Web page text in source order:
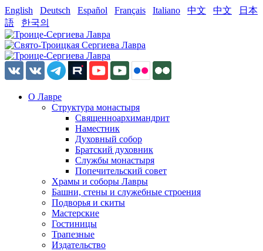
English Deutsch Español Français Italiano 中文 中文
日本
語
한국의
О Лавре
Структура монастыря
Священноархимандрит
Наместник
Духовный собор
Братский духовник
Службы монастыря
Попечительский совет
Храмы и соборы Лавры
Башни, стены и служебные строения
Подворья и скиты
Мастерские
Гостиницы
Трапезные
Издательство